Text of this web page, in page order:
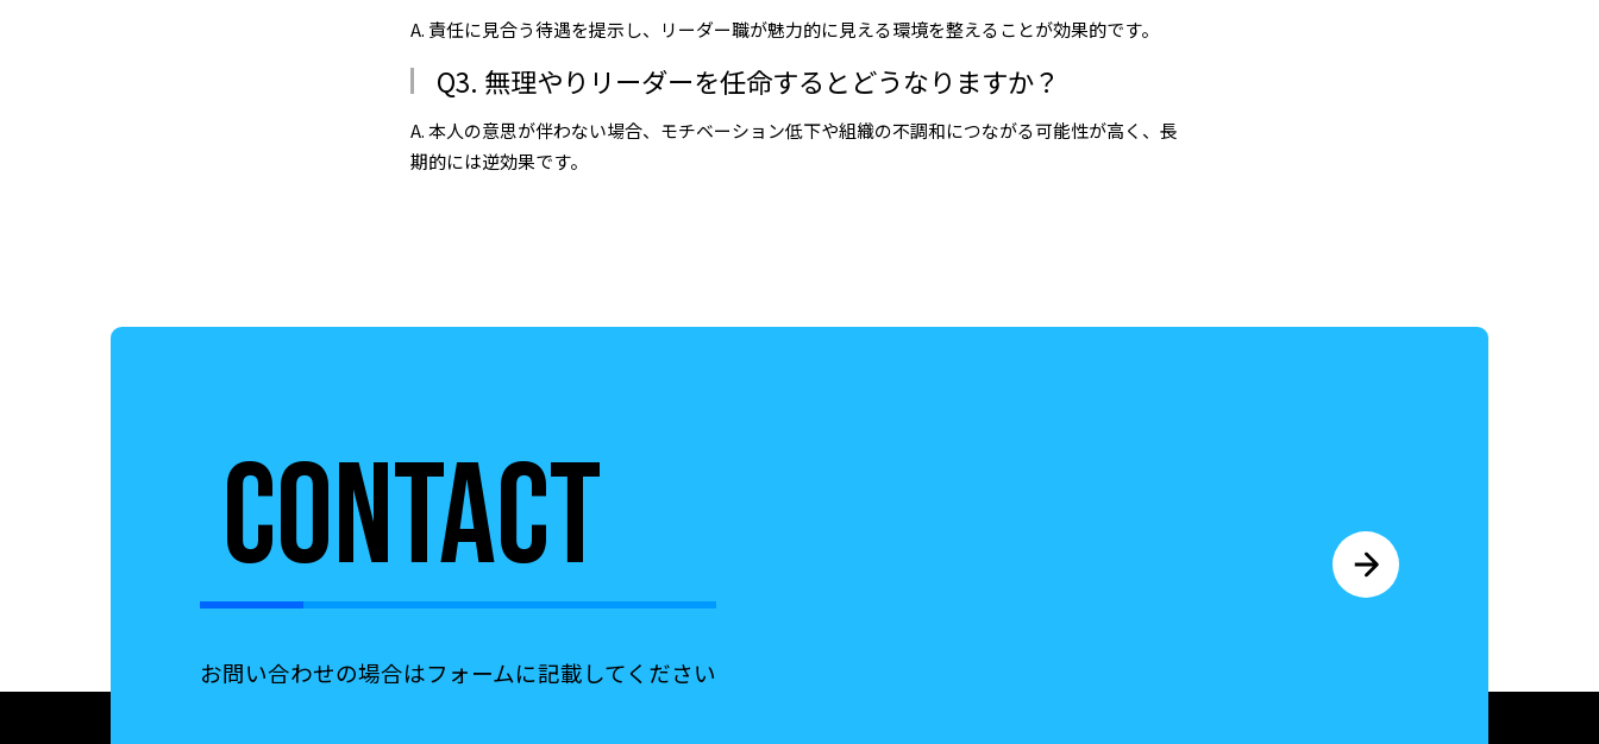
A. 責任に見合う待遇を提示し、リーダー職が魅力的に見える環境を整えることが効果的です。
Q3. 無理やりリーダーを任命するとどうなりますか？
A. 本人の意思が伴わない場合、モチベーション低下や組織の不調和につながる可能性が高く、長
期的には逆効果です。
CONTACT
お問い合わせの場合はフォームに記載してください